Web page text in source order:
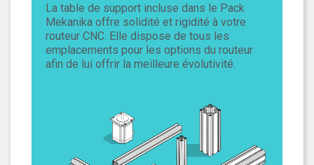
La table de support incluse dans le Pack
Mekanika offre solidité et rigidité à votre
routeur CNC. Elle dispose de tous les
emplacements pour les options du routeur
afin de lui offrir la meilleure évolutivité.